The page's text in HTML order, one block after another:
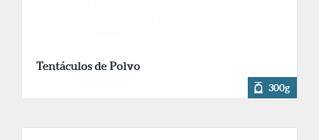
Tentáculos de Polvo
300g